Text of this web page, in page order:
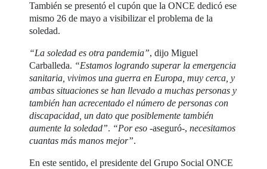
También se presentó el cupón que la ONCE dedicó ese
mismo 26 de mayo a visibilizar el problema de la
soledad.
“La soledad es otra pandemia”, dijo Miguel
Carballeda. “Estamos logrando superar la emergencia
sanitaria, vivimos una guerra en Europa, muy cerca, y
ambas situaciones se han llevado a muchas personas y
también han acrecentado el número de personas con
discapacidad, un dato que posiblemente también
aumente la soledad”. “Por eso -aseguró-,necesitamos
cuantas más manos mejor”.
En este sentido, el presidente del Grupo Social ONCE